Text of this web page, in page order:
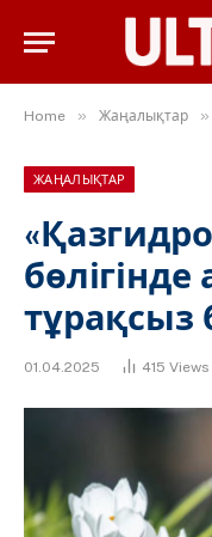
Home » Жаңалықтар »
ЖАҢАЛЫҚТАР
тұрақсыз
01.04.2025 415 Views